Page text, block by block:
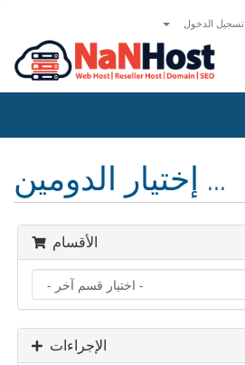
تسجيل الدخول
إختيار الدومين ...
الأقسام
الإجراءات